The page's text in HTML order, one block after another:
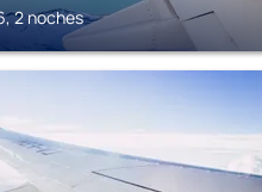
2 noches